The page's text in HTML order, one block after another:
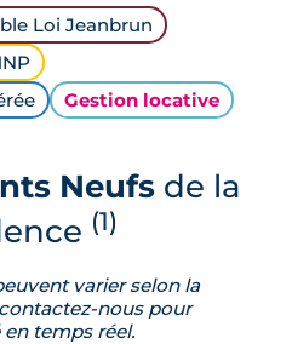
Loi Jeanbrun
Gestion locative
Neufsde la
(1)
varier selon la
nous pour
temps réel.